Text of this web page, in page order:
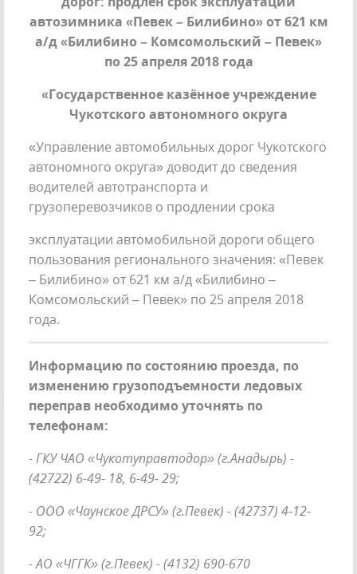
автозимника «Певек – Билибино» от 621 км
а/д «Билибино – Комсомольский – Певек»
по 25 апреля 2018 года
«Государственное казённое учреждение
Чукотского автономного округа
«Управление автомобильных дорог Чукотского
автономного округа» доводит до сведения
водителей автотранспорта и
грузоперевозчиков о продлении срока
эксплуатации автомобильной дороги общего
пользования регионального значения: «Певек
– Билибино» от 621 км а/д «Билибино –
Комсомольский – Певек» по 25 апреля 2018
года.
Информацию по состоянию проезда, по
изменению грузоподъемности ледовых
переправ необходимо уточнять по
телефонам:
- ГКУ ЧАО «Чукотуправтодор» (г.Анадырь) -
(42722) 6-49- 18, 6-49- 29;
- ООО «Чаунское ДРСУ» (г.Певек) - (42737) 4-12-
92;
- АО «ЧГГК» (г.Певек) - (4132) 690-670